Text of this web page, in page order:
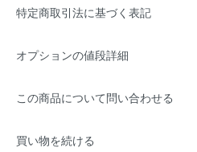
特定商取引法に基づく表記
オプションの値段詳細
この商品について問い合わせる
買い物を続ける